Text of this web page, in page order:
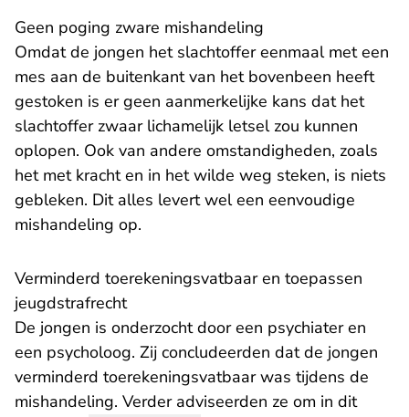
Geen poging zware mishandeling
Omdat de jongen het slachtoffer eenmaal met een
mes aan de buitenkant van het bovenbeen heeft
gestoken is er geen aanmerkelijke kans dat het
slachtoffer zwaar lichamelijk letsel zou kunnen
oplopen. Ook van andere omstandigheden, zoals
het met kracht en in het wilde weg steken, is niets
gebleken. Dit alles levert wel een eenvoudige
mishandeling op.
Verminderd toerekeningsvatbaar en toepassen
jeugdstrafrecht
De jongen is onderzocht door een psychiater en
een psycholoog. Zij concludeerden dat de jongen
verminderd toerekeningsvatbaar was tijdens de
mishandeling. Verder adviseerden ze om in dit